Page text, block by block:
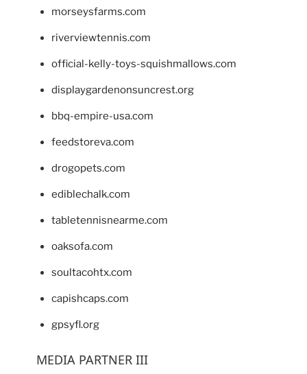
morseysfarms.com
riverviewtennis.com
official-kelly-toys-squishmallows.com
displaygardenonsuncrest.org
bbq-empire-usa.com
feedstoreva.com
drogopets.com
ediblechalk.com
tabletennisnearme.com
oaksofa.com
soultacohtx.com
capishcaps.com
gpsyfl.org
MEDIA PARTNER III